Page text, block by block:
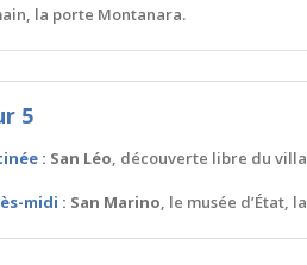
la porte Montanara.
5
: San Léo, découverte libre du
midi : San Marino, le musée d’État,